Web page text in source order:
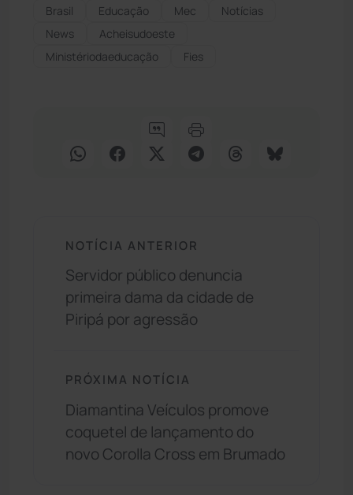
Brasil Educação Mec
Notícias
News
Acheisudoeste
Ministériodaeducação
Fies
NOTÍCIA ANTERIOR
Servidor público denuncia
primeira dama da cidade de
Piripá por agressão
PRÓXIMA NOTÍCIA
Diamantina Veículos promove
coquetel de lançamento do
novo Corolla Cross em Brumado